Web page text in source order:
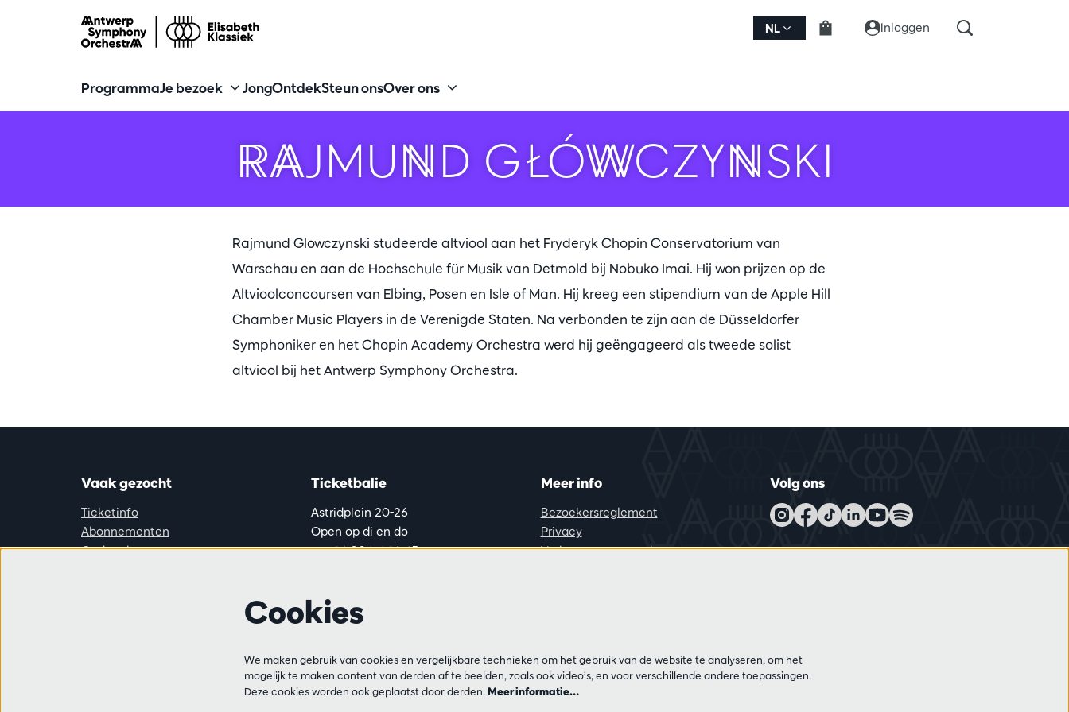
NL Inloggen
ProgrammaJe bezoek JongOntdekSteun onsOver ons
RAJMUND GŁÓWCZYNSKI
Rajmund Glowczynski studeerde altviool aan het Fryderyk Chopin Conservatorium van
Warschau en aan de Hochschule für Musik van Detmold bij Nobuko Imai. Hij won prijzen op de
Altvioolconcoursen van Elbing, Posen en Isle of Man. Hij kreeg een stipendium van de Apple Hill
Chamber Music Players in de Verenigde Staten. Na verbonden te zijn aan de Düsseldorfer
Symphoniker en het Chopin Academy Orchestra werd hij geëngageerd als tweede solist
altviool bij het Antwerp Symphony Orchestra.
Vaak gezocht
Ticketinfo
Abonnementen
Cadeaubon
Ticketbalie
Astridplein 20-26
Open op di en do
van 14:00 tot 16:45.
+32 3 213 54 06
van 10:00 tot 12:30 en
van 14:00 tot 17:00.
Meer info
Bezoekersreglement
Privacy
Verkoopsvoorwaarden
Volg ons
Cookies
We maken gebruik van cookies en vergelijkbare technieken om het gebruik van de website te analyseren, om het
mogelijk te maken content van derden af te beelden, zoals ook video’s, en voor verschillende andere toepassingen.
Deze cookies worden ook geplaatst door derden.Meer informatie…